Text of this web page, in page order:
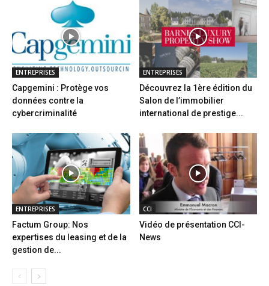
ENTREPRISES
Capgemini : Protège vos
données contre la
cybercriminalité
ENTREPRISES
Découvrez la 1ère édition du
Salon de l’immobilier
international de prestige...
ENTREPRISES
Factum Group: Nos
expertises du leasing et de la
gestion de...
CCI
Vidéo de présentation CCI-
News